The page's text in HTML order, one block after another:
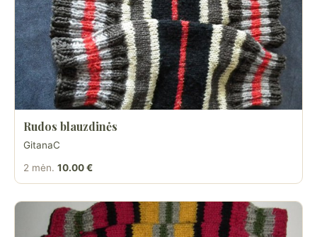
Rudos blauzdinės
GitanaC
2 mėn. 10.00 €